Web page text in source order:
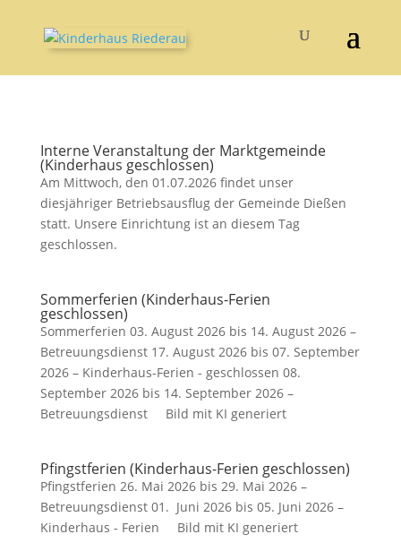
Interne Veranstaltung der Marktgemeinde
(Kinderhaus geschlossen)
Am Mittwoch, den 01.07.2026 findet unser
diesjähriger Betriebsausflug der Gemeinde Dießen
statt. Unsere Einrichtung ist an diesem Tag
geschlossen.
Sommerferien (Kinderhaus-Ferien
geschlossen)
Sommerferien 03. August 2026 bis 14. August 2026 –
Betreuungsdienst 17. August 2026 bis 07. September
2026 – Kinderhaus-Ferien - geschlossen 08.
September 2026 bis 14. September 2026 –
Betreuungsdienst Bild mit KI generiert
Pfingstferien (Kinderhaus-Ferien geschlossen)
Pfingstferien 26. Mai 2026 bis 29. Mai 2026 –
Betreuungsdienst 01. Juni 2026 bis 05. Juni 2026 –
Kinderhaus - Ferien Bild mit KI generiert